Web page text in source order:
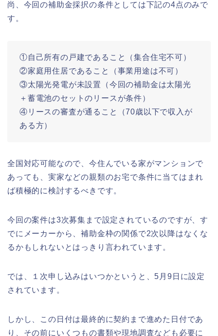
尚、今回の補助金採択の条件としては下記の4点のみで
す。
①自己所有の戸建であること（集合住宅不可）
②家庭用住居であること（事業用途は不可）
③太陽光発電が未設置（今回の補助金は太陽光
＋蓄電池のセットのリースが条件）
④リースの審査が通ること（70歳以下で収入が
ある方）
全国対応可能なので、今住んでいる家がマンションで
あっても、実家などの親類のお宅で条件に当てはまれ
ば積極的に検討するべきです。
今回の案件は3次募集まで設定されているのですが、す
でにメーカーから、補助金枠の関係で2次以降はなくな
るかもしれないとはっきり言われています。
では、１次申し込みはいつかというと、5月9日に設定
されています。
しかし、この日付は最終的に契約まで進めた日付であ
り、その前にいくつもの書類や現地調査なども必要に